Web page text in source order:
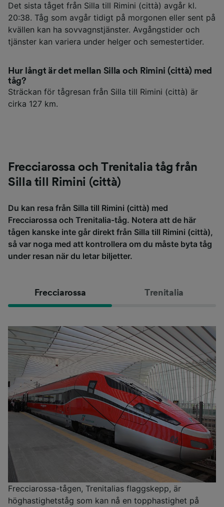
Det sista tåget från Silla till Rimini (città) avgår kl.
20:38. Tåg som avgår tidigt på morgonen eller sent på
kvällen kan ha sovvagnstjänster. Avgångstider och
tjänster kan variera under helger och semestertider.
Hur långt är det mellan Silla och Rimini (città) med
tåg?
Sträckan för tågresan från Silla till Rimini (città) är
cirka 127 km.
Frecciarossa och Trenitalia tåg från
Silla till Rimini (città)
Du kan resa från Silla till Rimini (città) med
Frecciarossa och Trenitalia-tåg. Notera att de här
tågen kanske inte går direkt från Silla till Rimini (città),
så var noga med att kontrollera om du måste byta tåg
under resan när du letar biljetter.
Frecciarossa Trenitalia
Frecciarossa-tågen, Trenitalias flaggskepp, är
höghastighetståg som kan nå en topphastighet på